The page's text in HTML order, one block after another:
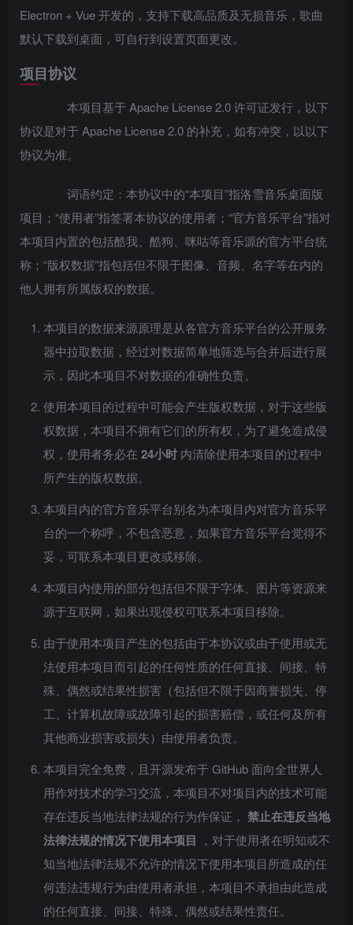
Electron + Vue 开发的，支持下载高品质及无损音乐，歌曲
默认下载到桌面，可自行到设置页面更改。
项目协议
本项目基于 Apache License 2.0 许可证发行，以下
协议是对于 Apache License 2.0 的补充，如有冲突，以以下
协议为准。
词语约定：本协议中的“本项目”指洛雪音乐桌面版
项目；“使用者”指签署本协议的使用者；“官方音乐平台”指对
本项目内置的包括酷我、酷狗、咪咕等音乐源的官方平台统
称；“版权数据”指包括但不限于图像、音频、名字等在内的
他人拥有所属版权的数据。
本项目的数据来源原理是从各官方音乐平台的公开服务
器中拉取数据，经过对数据简单地筛选与合并后进行展
示，因此本项目不对数据的准确性负责。
使用本项目的过程中可能会产生版权数据，对于这些版
权数据，本项目不拥有它们的所有权，为了避免造成侵
权，使用者务必在 24小时 内清除使用本项目的过程中
所产生的版权数据。
本项目内的官方音乐平台别名为本项目内对官方音乐平
台的一个称呼，不包含恶意，如果官方音乐平台觉得不
妥，可联系本项目更改或移除。
本项目内使用的部分包括但不限于字体、图片等资源来
源于互联网，如果出现侵权可联系本项目移除。
由于使用本项目产生的包括由于本协议或由于使用或无
法使用本项目而引起的任何性质的任何直接、间接、特
殊、偶然或结果性损害（包括但不限于因商誉损失、停
工、计算机故障或故障引起的损害赔偿，或任何及所有
其他商业损害或损失）由使用者负责。
本项目完全免费，且开源发布于 GitHub 面向全世界人
用作对技术的学习交流，本项目不对项目内的技术可能
存在违反当地法律法规的行为作保证， 禁止在违反当地
法律法规的情况下使用本项目 ，对于使用者在明知或不
知当地法律法规不允许的情况下使用本项目所造成的任
何违法违规行为由使用者承担，本项目不承担由此造成
的任何直接、间接、特殊、偶然或结果性责任。